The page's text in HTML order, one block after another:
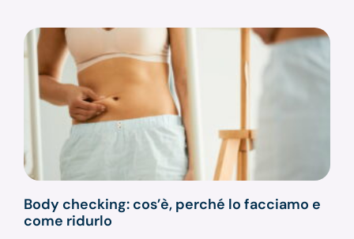
Body checking: cos’è, perché lo facciamo e
come ridurlo